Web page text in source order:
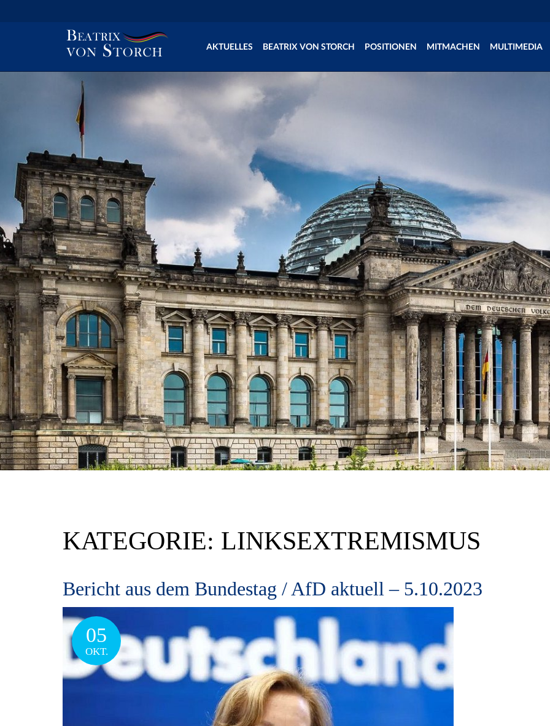
AKTUELLES BEATRIX VON STORCH POSITIONEN MITMACHEN MULTIMEDIA
KATEGORIE: LINKSEXTREMISMUS
Bericht aus dem Bundestag / AfD aktuell – 5.10.2023
05
OKT.